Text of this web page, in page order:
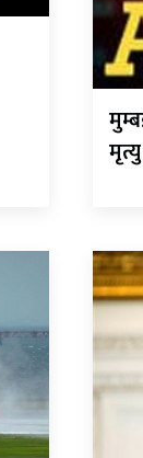
मृत्यु